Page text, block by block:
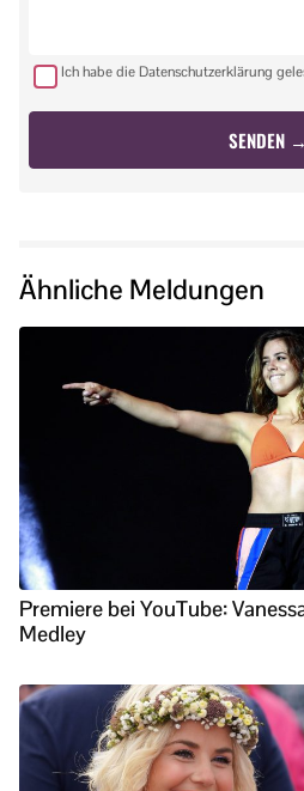
Ich habe die Datenschutzerklärung
Ähnliche Meldungen
Premiere bei YouTube:
Medley